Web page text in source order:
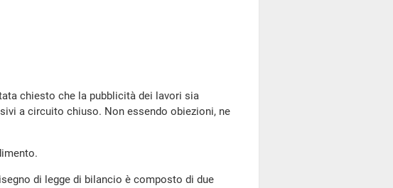
chiesto che la pubblicità dei lavori sia
a circuito chiuso. Non essendo obiezioni, ne
di legge di bilancio è composto di due